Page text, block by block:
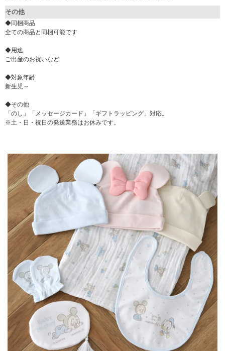
その他
◆同梱商品
全ての商品と同梱可能です
◆用途
ご出産のお祝いなど
◆対象年齢
新生児～
◆その他
「のし」「メッセージカード」「ギフトラッピング」対応。
※土・日・祝日の発送業務はお休みです。